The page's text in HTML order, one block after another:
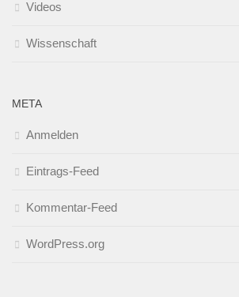
Videos
Wissenschaft
META
Anmelden
Eintrags-Feed
Kommentar-Feed
WordPress.org